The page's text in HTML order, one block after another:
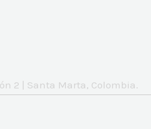
2 | Santa Marta, Colombia.